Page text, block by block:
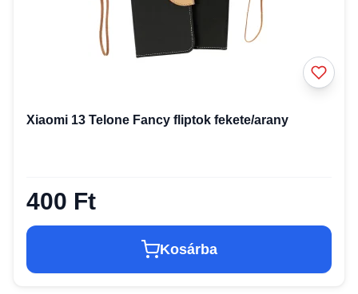
Xiaomi 13 Telone Fancy fliptok fekete/arany
400 Ft
Kosárba